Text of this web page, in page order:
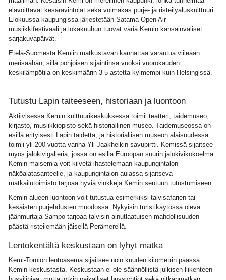
elävöittävät kesäravintolat sekä voimakas purje- ja risteilyaluskulttuuri.
Elokuussa kaupungissa järjestetään Satama Open Air -
musiikkifestivaali ja lokakuuhun tuovat väriä Kemin kansainväliset
sarjakuvapäivät.
Etelä-Suomesta Kemiin matkustavan kannattaa varautua viileään
merisäähän, sillä pohjoisen sijaintinsa vuoksi vuorokauden
keskilämpötila on keskimäärin 3-5 astetta kylmempi kuin Helsingissä.
Tutustu Lapin taiteeseen, historiaan ja luontoon
Aktiivisessa Kemin kulttuurikeskuksessa toimii teatteri, taidemuseo,
kirjasto, musiikkiopisto sekä historiallinen museo. Taidemuseossa on
esillä erityisesti Lapin taidetta, ja historiallisen museon alaisuudessa
toimii yli 200 vuotta vanha Yli-Jaakheikin savupirtti. Kemissä sijaitsee
myös jalokivigalleria, jossa on esillä Euroopan suurin jalokivikokoelma.
Kemin maisemia voit kiivetä ihastelemaan kaupungintalon
näköalatasanteelle, ja kaupungintalon aulassa sijaitseva
matkailutoimisto tarjoaa hyviä vinkkejä Kemin seutuun tutustumiseen.
Kemin alueen luontoon voit tutustua esimerkiksi talvisafarien tai
kesäisten purjehdusten muodossa. Nykyisin turistikäytössä oleva
jäänmurtaja Sampo tarjoaa talvisin ainutlaatuisen mahdollisuuden
päästä risteilemään jäisellä Perämerellä.
Lentokentältä keskustaan on lyhyt matka
Kemi-Tornion lentoasema sijaitsee noin kuuden kilometrin päässä
Kemin keskustasta. Keskustaan ei ole säännöllistä julkisen liikenteen